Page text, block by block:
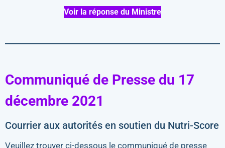
Voir la réponse du Ministre
Communiqué de Presse du 17
décembre 2021
Courrier aux autorités en soutien du Nutri-Score
Veuillez trouver ci-dessous le communiqué de presse